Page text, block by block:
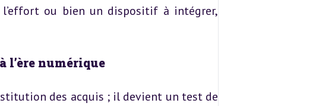
ou bien un dispositif à intégrer,
l’ère numérique
des acquis ; il devient un test de